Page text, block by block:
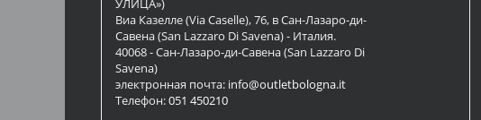
УЛИЦА»)
Виа Казелле (Via Caselle), 76, в Сан-Лазаро-ди-
Савена (San Lazzaro Di Savena) - Италия.
40068 - Сан-Лазаро-ди-Савена (San Lazzaro Di
Savena)
электронная почта: info@outletbologna.it
Телефон:051 450210